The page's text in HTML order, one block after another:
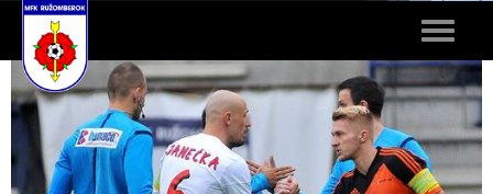
Toggle